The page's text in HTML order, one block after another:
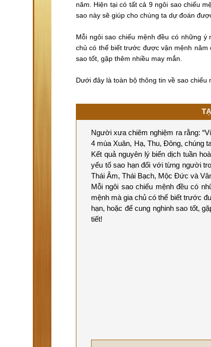
năm. Hiện tại có tất cả 9 ngôi sao chiếu
sao này sẽ giúp cho chúng ta dự đoán
Mỗi ngôi sao chiếu mệnh đều có những
chủ có thể biết trước được vận mệnh
sao tốt, gặp thêm nhiều may mắn.
Dưới đây là toàn bộ thông tin về sao chiếu
Người xưa chiêm nghiệm ra rằng:
4 mùa Xuân, Hạ, Thu, Đông, chúng
Kết quả nguyên lý biến dịch tuần
yếu tố sao hạn đối với từng người
Thái Âm, Thái Bạch, Mộc Đức và
Mỗi ngôi sao chiếu mệnh đều có
mệnh mà gia chủ có thể biết trước
hạn, hoặc để cung nghinh sao tốt,
tiết!